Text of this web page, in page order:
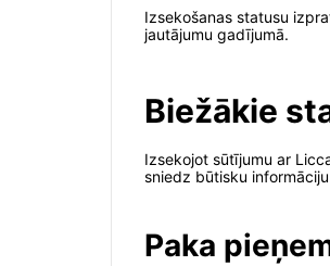
Izsekošanas statusu
jautājumu gadījumā.
Biežākie
Izsekojot sūtījumu ar
sniedz būtisku
Paka